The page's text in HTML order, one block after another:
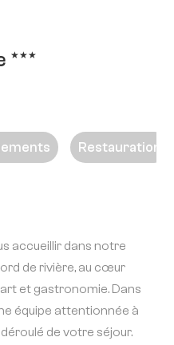
★★★
Restauration
accueillir dans notre
de rivière, au cœur
et gastronomie. Dans
équipe attentionnée à
de votre séjour.